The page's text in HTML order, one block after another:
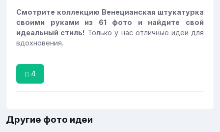
Смотрите коллекцию Венецианская штукатурка
своими руками из 61 фото и найдите свой
идеальный стиль! Только у нас отличные идеи для
вдохновения.
4
Другие фото идеи